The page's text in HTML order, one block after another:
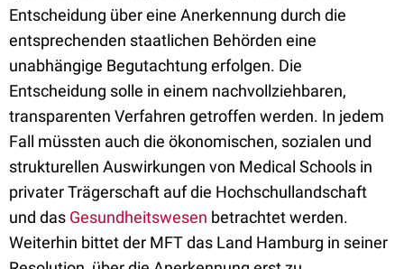
Entscheidung über eine Anerkennung durch die
entsprechenden staatlichen Behörden eine
unabhängige Begutachtung erfolgen. Die
Entscheidung solle in einem nachvollziehbaren,
transparenten Verfahren getroffen werden. In jedem
Fall müssten auch die ökonomischen, sozialen und
strukturellen Auswirkungen von Medical Schools in
privater Trägerschaft auf die Hochschullandschaft
und das Gesundheitswesen betrachtet werden.
Weiterhin bittet der MFT das Land Hamburg in seiner